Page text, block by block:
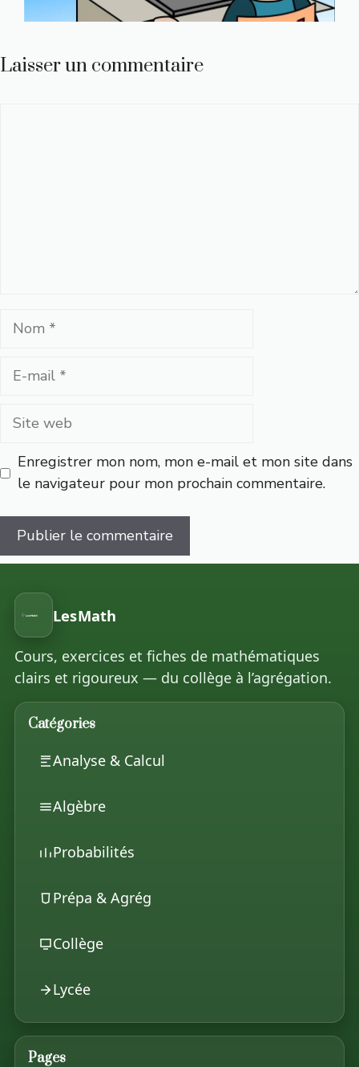
Laisser un commentaire
Nom
Site
Enregistrer mon nom, mon e-mail et mon site dans
le navigateur pour mon prochain commentaire.
LesMath
Cours, exercices et fiches de mathématiques
clairs et rigoureux — du collège à l’agrégation.
Catégories
Analyse & Calcul
Algèbre
Probabilités
Prépa & Agrég
Collège
Lycée
Pages